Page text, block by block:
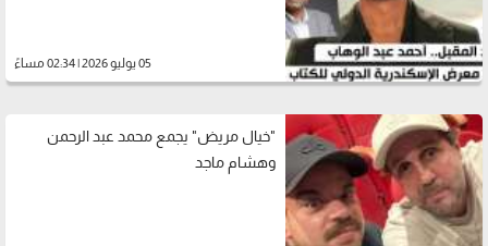
05 يوليو 2026 | 02:34 مساءً
"خيال مريض" يجمع محمد عبد الرحمن
وهشام ماجد